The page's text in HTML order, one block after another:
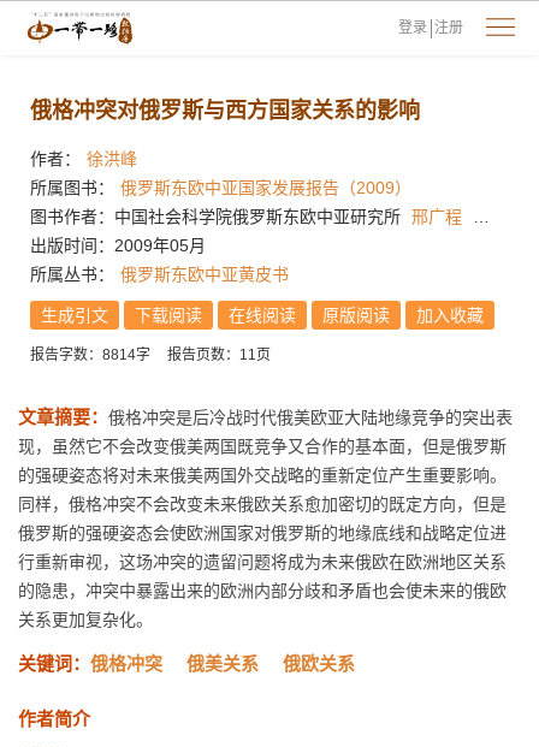
登录 注册
俄格冲突对俄罗斯与西方国家关系的影响
作者：
徐洪峰
所属图书：
俄罗斯东欧中亚国家发展报告（2009）
图书作者：中国社会科学院俄罗斯东欧中亚研究所 邢广程
出版时间：2009年05月
所属丛书：
俄罗斯东欧中亚黄皮书
生成引文 下载阅读 在线阅读 原版阅读 加入收藏
报告字数：8814字 报告页数：11页
文章摘要： 俄格冲突是后冷战时代俄美欧亚大陆地缘竞争的突出表
现，虽然它不会改变俄美两国既竞争又合作的基本面，但是俄罗斯
的强硬姿态将对未来俄美两国外交战略的重新定位产生重要影响。
同样，俄格冲突不会改变未来俄欧关系愈加密切的既定方向，但是
俄罗斯的强硬姿态会使欧洲国家对俄罗斯的地缘底线和战略定位进
行重新审视，这场冲突的遗留问题将成为未来俄欧在欧洲地区关系
的隐患，冲突中暴露出来的欧洲内部分歧和矛盾也会使未来的俄欧
关系更加复杂化。
关键词： 俄格冲突 俄美关系 俄欧关系
作者简介